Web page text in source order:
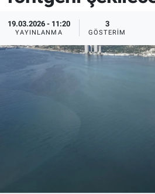
19.03.2026 - 11:20
YAYINLANMA
3
GÖSTERIM
Magazin
Tüm Haberler
İletişim
Trafik Durumu
Süper Lig Puan Durumu ve
Tüm Manşetler